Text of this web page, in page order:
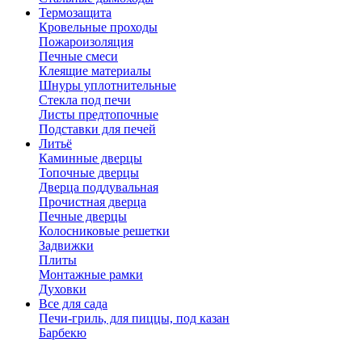
Термозащита
Кровельные проходы
Пожароизоляция
Печные смеси
Клеящие материалы
Шнуры уплотнительные
Стекла под печи
Листы предтопочные
Подставки для печей
Литьё
Каминные дверцы
Топочные дверцы
Дверца поддувальная
Прочистная дверца
Печные дверцы
Колосниковые решетки
Задвижки
Плиты
Монтажные рамки
Духовки
Все для сада
Печи-гриль, для пиццы, под казан
Барбекю